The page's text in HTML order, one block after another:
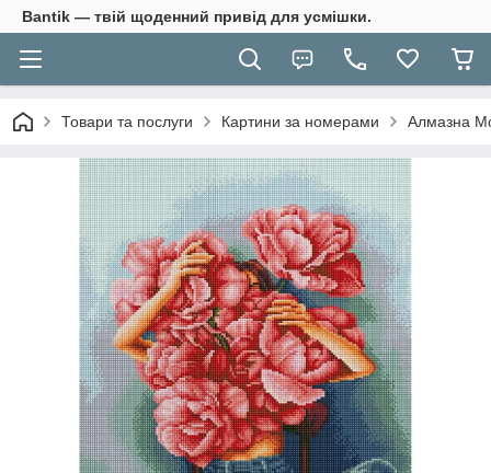
Bantik — твій щоденний привід для усмішки.
Товари та послуги Картини за номерами Алмазна